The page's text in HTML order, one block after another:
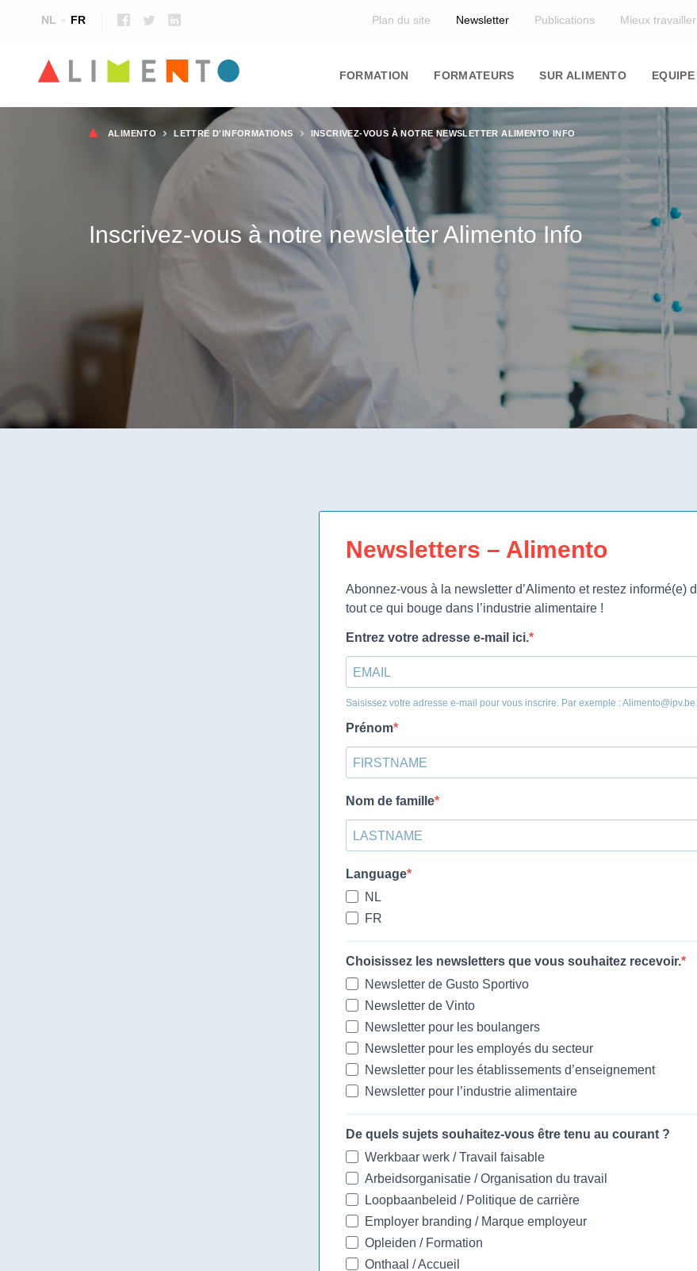
NL FR Plan du site Newsletter Publications Mieux travailler
navigation
FORMATION FORMATEURS SUR ALIMENTO EQUIPE
Fil
d'Ariane
ALIMENTO LETTRE D'INFORMATIONS INSCRIVEZ-VOUS À NOTRE NEWSLETTER ALIMENTO INFO
Inscrivez-vous à notre newsletter Alimento Info